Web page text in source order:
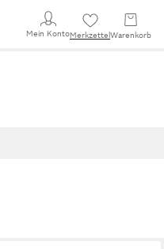
Mein KontoMerkzettel Warenkorb